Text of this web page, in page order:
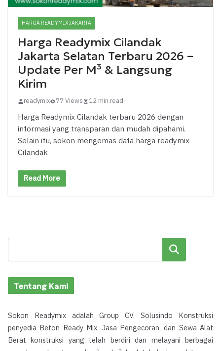
HARGA READYMIX JAKARTA
Harga Readymix Cilandak
Jakarta Selatan Terbaru 2026 –
Update Per M³ & Langsung
Kirim
readymix 77 Views 12 min read
Harga Readymix Cilandak terbaru 2026 dengan
informasi yang transparan dan mudah dipahami.
Selain itu, sokon mengemas data harga readymix
Cilandak
Read More
Cari
Tentang Kami
Sokon Readymix adalah Group CV. Solusindo Konstruksi
penyedia Beton Ready Mix, Jasa Pengecoran, dan Sewa Alat
Berat konstruksi yang telah berdiri dan melayani berbagai